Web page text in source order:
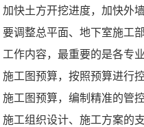
加快土方开挖进度，加快外
要调整总平面、地下室施工
工作内容，最重要的是各专
施工图预算，按照预算进行
施工图预算，编制精准的管
施工组织设计、施工方案的